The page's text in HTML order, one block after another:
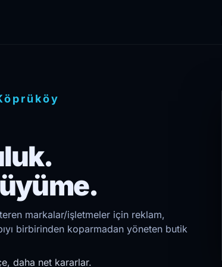
markalar/işletmeler için reklam,
birbirinden koparmadan yöneten butik
daha net kararlar.